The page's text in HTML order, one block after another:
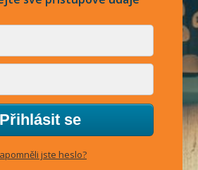
Přihlásit se
jste heslo?